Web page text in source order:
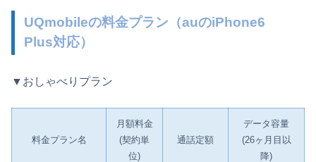
UQmobileの料金プラン（auのiPhone6
Plus対応）
▼おしゃべりプラン
料金プラン名
月額料金
(契約単
位)
通話定額
データ容量
(26ヶ月目以
降)